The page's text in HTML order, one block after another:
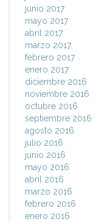
junio 2017
mayo 2017
abril 2017
marzo 2017
febrero 2017
enero 2017
diciembre 2016
noviembre 2016
octubre 2016
septiembre 2016
agosto 2016
julio 2016
junio 2016
mayo 2016
abril 2016
marzo 2016
febrero 2016
enero 2016